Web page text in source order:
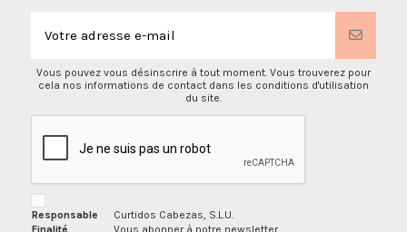
Vous pouvez vous désinscrire à tout moment. Vous trouverez pour
cela nos informations de contact dans les conditions d'utilisation
du site.
Responsable
Curtidos Cabezas, S.L.U.
Finalité
Vous abonner à notre newsletter.